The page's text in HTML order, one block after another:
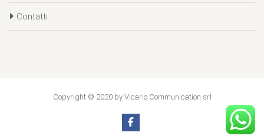
Contatti
Copyright © 2020 by Vicario Communication srl